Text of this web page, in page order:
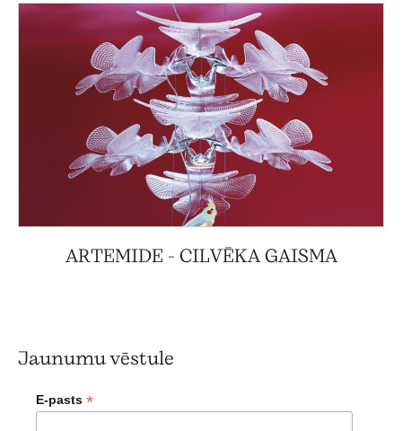
ARTEMIDE - CILVĒKA GAISMA
Jaunumu vēstule
E-pasts *